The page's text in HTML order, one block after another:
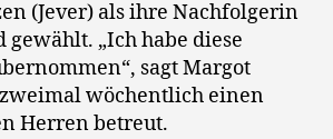
(Jever) als ihre Nachfolgerin
gewählt. „Ich habe diese
sagt Margot
wöchentlich einen
Herren betreut.